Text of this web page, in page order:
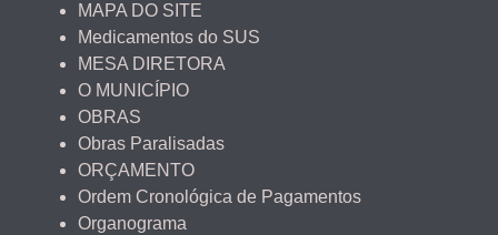
MAPA DO SITE
Medicamentos do SUS
MESA DIRETORA
O MUNICÍPIO
OBRAS
Obras Paralisadas
ORÇAMENTO
Ordem Cronológica de Pagamentos
Organograma